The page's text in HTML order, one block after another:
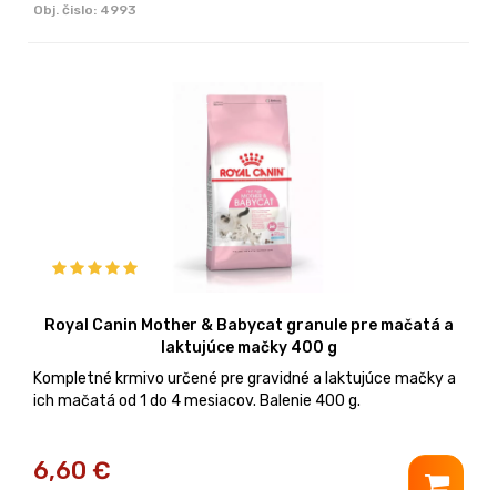
Obj. čislo: 4993
Royal Canin Mother & Babycat granule pre mačatá a
laktujúce mačky 400 g
Kompletné krmivo určené pre gravidné a laktujúce mačky a
ich mačatá od 1 do 4 mesiacov. Balenie 400 g.
6,60 €